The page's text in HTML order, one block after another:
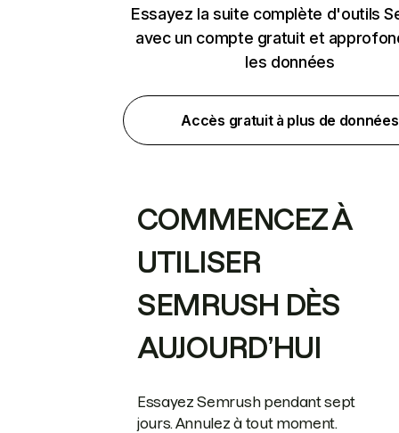
Essayez la suite complète d'outils
avec un compte gratuit et
les données
Accès gratuit à plus de données
COMMENCEZ À
UTILISER
SEMRUSH DÈS
AUJOURD’HUI
Essayez Semrush pendant sept
jours. Annulez à tout moment.